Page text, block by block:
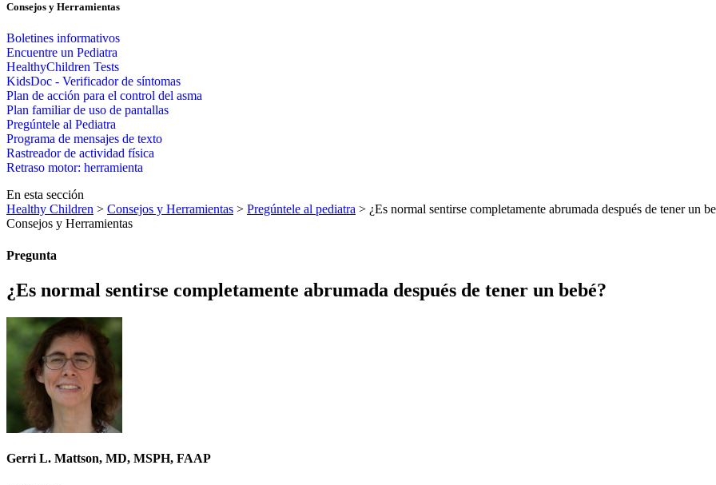
Consejos y Herramientas
Boletines informativos
Encuentre un Pediatra
HealthyChildren Tests
KidsDoc - Verificador de síntomas
Plan de acción para el control del asma
Plan familiar de uso de pantallas
Pregúntele al Pediatra
Programa de mensajes de texto
Rastre​​ador de activida​d física
Retraso motor: herramienta
En esta sección
Healthy Children > Consejos y Herramientas > Pregúntele al pediatra > ¿Es normal sentirse completamente abrumada después de tener un
Consejos y Herramientas
Pregunta
¿Es normal sentirse completamente abrumada después de tener un bebé?
Gerri L. Mattson, MD, MSPH, FAAP